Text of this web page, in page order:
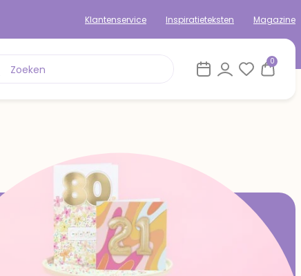
Klantenservice Inspiratieteksten Magazine
0